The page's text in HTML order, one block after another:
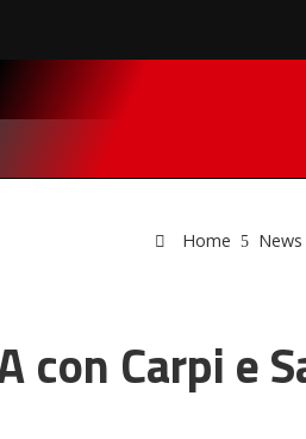
Home News
con Carpi e